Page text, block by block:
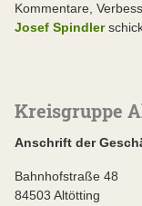
Kommentare,
Josef Spindler
Kreisgruppe
Anschrift der
Bahnhofstraße 48
84503 Altötting